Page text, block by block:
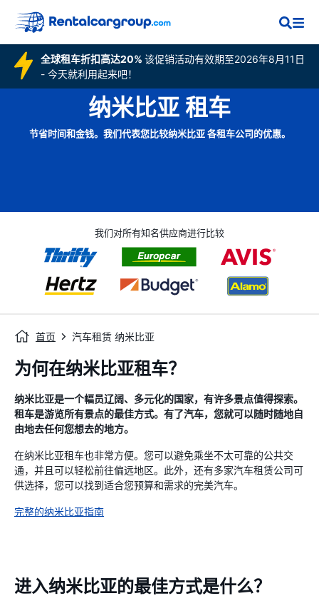
全球租车折扣高达20% 该促销活动有效期至2026年8月11日
- 今天就利用起来吧！
纳米比亚 租车
节省时间和金钱。我们代表您比较纳米比亚 各租车公司的优惠。
我们对所有知名供应商进行比较
首页 汽车租赁 纳米比亚
为何在纳米比亚租车？
纳米比亚是一个幅员辽阔、多元化的国家，有许多景点值得探索。
租车是游览所有景点的最佳方式。有了汽车，您就可以随时随地自
由地去任何您想去的地方。
在纳米比亚租车也非常方便。您可以避免乘坐不太可靠的公共交
通，并且可以轻松前往偏远地区。此外，还有多家汽车租赁公司可
供选择，您可以找到适合您预算和需求的完美汽车。
完整的纳米比亚指南
进入纳米比亚的最佳方式是什么？